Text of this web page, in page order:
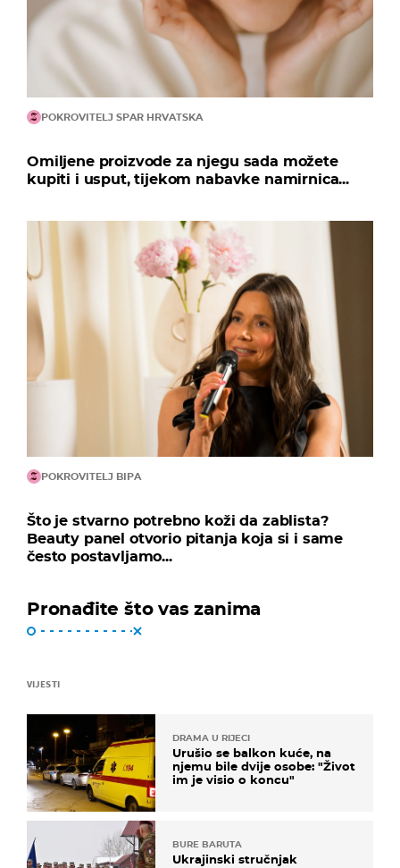
POKROVITELJ SPAR HRVATSKA
Omiljene proizvode za njegu sada možete
kupiti i usput, tijekom nabavke namirnica...
POKROVITELJ BIPA
Što je stvarno potrebno koži da zablista?
Beauty panel otvorio pitanja koja si i same
često postavljamo...
Pronađite što vas zanima
VIJESTI
DRAMA U RIJECI
Urušio se balkon kuće, na
njemu bile dvije osobe: "Život
im je visio o koncu"
BURE BARUTA
Ukrajinski stručnjak